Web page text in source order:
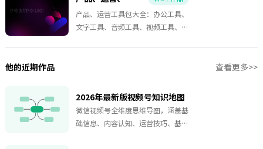
产品、运营工具包大全：办公工具、
文字工具、音频工具、视频工具、社
他的近期作品 查看更多>>
2026年最新版视频号知识地图
微信视频号全维度思维导图，涵盖基
础信息、内容认知、运营技巧、基础